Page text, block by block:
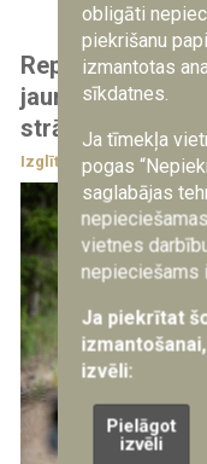
Reportāža: VAM
jaunieši mācās
strādāt komandā
Izglītība 6.07.2026
obligāti
piekrišanu
izmantotas
sīkdatnes.
Ja tīmekļa
pogas
saglabājas
vietnes
nepieciešams
Ja piekrītat
izvēli:
Pielāgot
izvēli